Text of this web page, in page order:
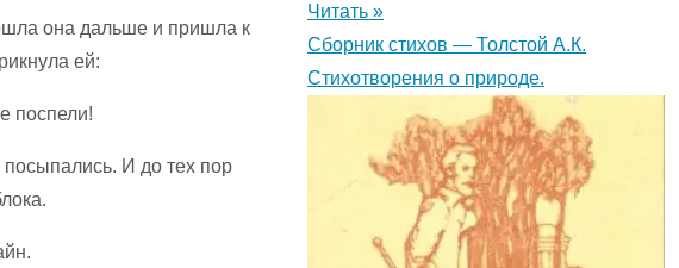
она дальше и пришла к
ей:
поспели!
И до тех пор
Читать »
Сборник стихов — Толстой А.К.
Стихотворения о природе.